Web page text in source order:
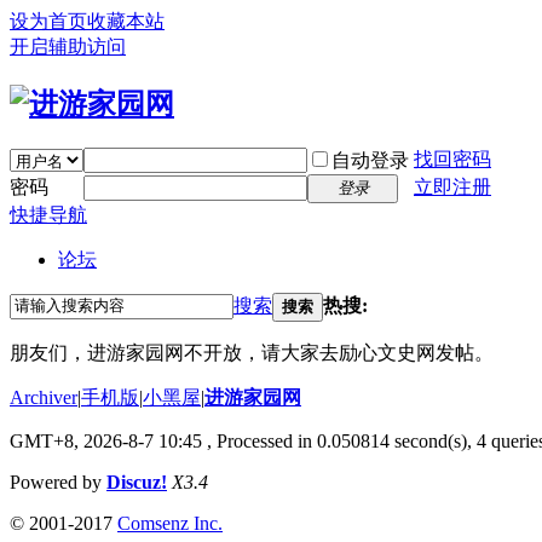
设为首页收藏本站
开启辅助访问
自动登录 找回密码
密码
登录
立即注册
快捷导航
论坛
搜索 搜索 热搜:
朋友们，进游家园网不开放，请大家去励心文史网发帖。
Archiver|手机版|小黑屋|进游家园网
GMT+8, 2026-8-7 10:45 , Processed in 0.050814 second(s), 4
Powered by Discuz! X3.4
© 2001-2017 Comsenz Inc.